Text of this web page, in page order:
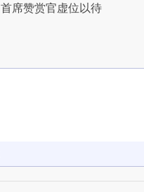
首席赞赏官虚位以待